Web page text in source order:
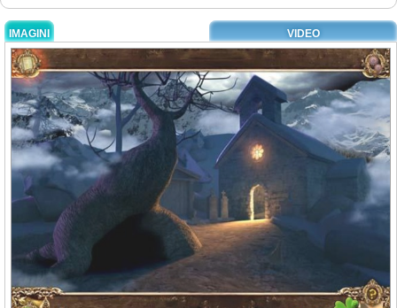
IMAGINI VIDEO